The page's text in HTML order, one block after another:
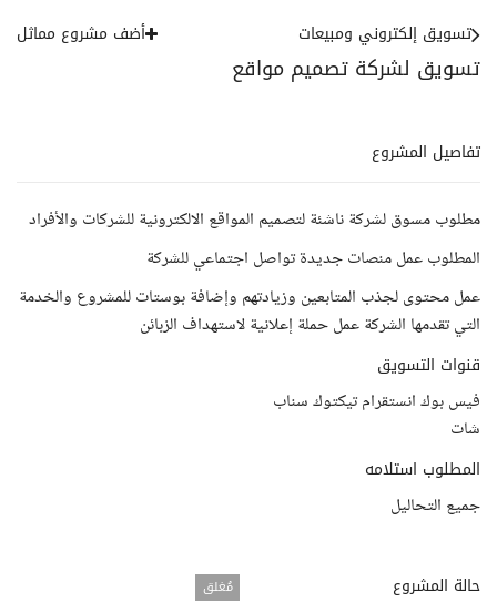
تسويق لشركة تصميم مواقع
تسويق إلكتروني ومبيعات أضف مشروع مماثل
تفاصيل المشروع
مطلوب مسوق لشركة ناشئة لتصميم المواقع الالكترونية للشركات والأفراد
المطلوب عمل منصات جديدة تواصل اجتماعي للشركة
عمل محتوى لجذب المتابعين وزيادتهم وإضافة بوستات للمشروع والخدمة
التي تقدمها الشركة عمل حملة إعلانية لاستهداف الزبائن
قنوات التسويق
فيس بوك انستقرام تيكتوك سناب
شات
المطلوب استلامه
جميع التحاليل
حالة المشروع مُغلق